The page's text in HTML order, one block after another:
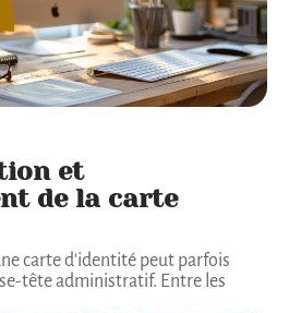
et
de la carte
carte d'identité peut parfois
tête administratif. Entre les